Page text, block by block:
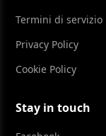
Termini di servizio
Privacy Policy
Cookie Policy
Stay in touch